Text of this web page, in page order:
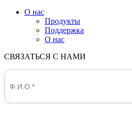
О нас
Продукты
Поддержка
О нас
СВЯЗАТЬСЯ С НАМИ